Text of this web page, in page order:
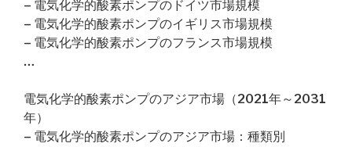
– 電気化学的酸素ポンプのドイツ市場規模
– 電気化学的酸素ポンプのイギリス市場規模
– 電気化学的酸素ポンプのフランス市場規模
…
電気化学的酸素ポンプのアジア市場（2021年～2031
年）
– 電気化学的酸素ポンプのアジア市場：種類別